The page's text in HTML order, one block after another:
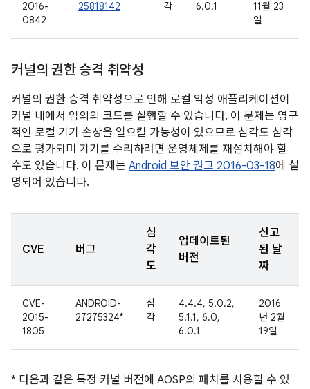
2016-
0842
25818142 각 6.0.1
11월 23
일
커널의 권한 승격 취약성
커널의 권한 승격 취약성으로 인해 로컬 악성 애플리케이션이
커널 내에서 임의의 코드를 실행할 수 있습니다. 이 문제는 영구
적인 로컬 기기 손상을 일으킬 가능성이 있으므로 심각도 심각
으로 평가되며 기기를 수리하려면 운영체제를 재설치해야 할
수도 있습니다. 이 문제는 Android 보안 권고 2016-03-18에 설
명되어 있습니다.
CVE 버그
심
각
도
업데이트된
버전
신고
된 날
짜
CVE-
2015-
1805
ANDROID-
27275324*
심
각
4.4.4, 5.0.2,
5.1.1, 6.0,
6.0.1
2016
년 2월
19일
* 다음과 같은 특정 커널 버전에 AOSP의 패치를 사용할 수 있